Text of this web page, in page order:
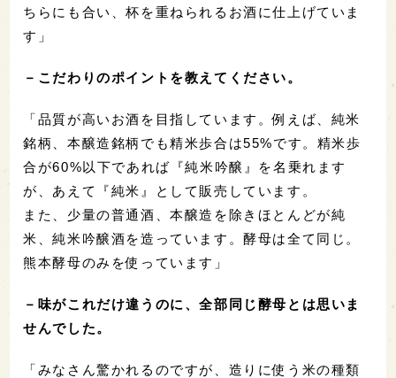
ちらにも合い、杯を重ねられるお酒に仕上げていま
す」
－こだわりのポイントを教えてください。
「品質が高いお酒を目指しています。例えば、純米
銘柄、本醸造銘柄でも精米歩合は55%です。精米歩
合が60%以下であれば『純米吟醸』を名乗れます
が、あえて『純米』として販売しています。
また、少量の普通酒、本醸造を除きほとんどが純
米、純米吟醸酒を造っています。酵母は全て同じ。
熊本酵母のみを使っています」
－味がこれだけ違うのに、全部同じ酵母とは思いま
せんでした。
「みなさん驚かれるのですが、造りに使う米の種類